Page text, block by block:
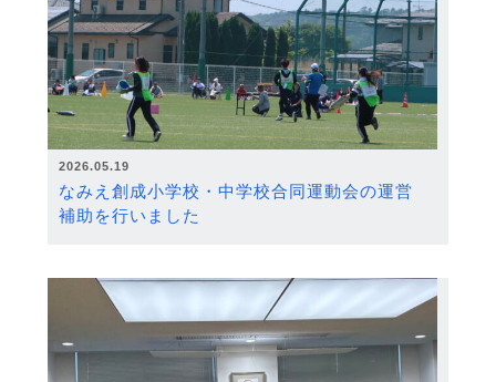
2026.05.19
なみえ創成小学校・中学校合同運動会の運営
補助を行いました